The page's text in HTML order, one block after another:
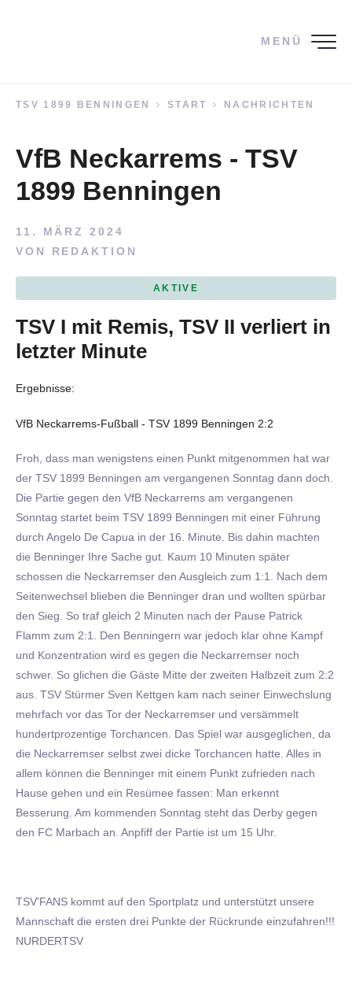
MENÜ
TSV 1899 BENNINGEN START NACHRICHTEN
VfB Neckarrems - TSV
1899 Benningen
11. MÄRZ 2024
VON REDAKTION
AKTIVE
TSV I mit Remis, TSV II verliert in
letzter Minute
Ergebnisse:
VfB Neckarrems-Fußball - TSV 1899 Benningen 2:2
Froh, dass man wenigstens einen Punkt mitgenommen hat war
der TSV 1899 Benningen am vergangenen Sonntag dann doch.
Die Partie gegen den VfB Neckarrems am vergangenen
Sonntag startet beim TSV 1899 Benningen mit einer Führung
durch Angelo De Capua in der 16. Minute. Bis dahin machten
die Benninger Ihre Sache gut. Kaum 10 Minuten später
schossen die Neckarremser den Ausgleich zum 1:1. Nach dem
Seitenwechsel blieben die Benninger dran und wollten spürbar
den Sieg. So traf gleich 2 Minuten nach der Pause Patrick
Flamm zum 2:1. Den Benningern war jedoch klar ohne Kampf
und Konzentration wird es gegen die Neckarremser noch
schwer. So glichen die Gäste Mitte der zweiten Halbzeit zum 2:2
aus. TSV Stürmer Sven Kettgen kam nach seiner Einwechslung
mehrfach vor das Tor der Neckarremser und versämmelt
hundertprozentige Torchancen. Das Spiel war ausgeglichen, da
die Neckarremser selbst zwei dicke Torchancen hatte. Alles in
allem können die Benninger mit einem Punkt zufrieden nach
Hause gehen und ein Resümee fassen: Man erkennt
Besserung. Am kommenden Sonntag steht das Derby gegen
den FC Marbach an. Anpfiff der Partie ist um 15 Uhr.
TSV'FANS kommt auf den Sportplatz und unterstützt unsere
Mannschaft die ersten drei Punkte der Rückrunde einzufahren!!!
NURDERTSV